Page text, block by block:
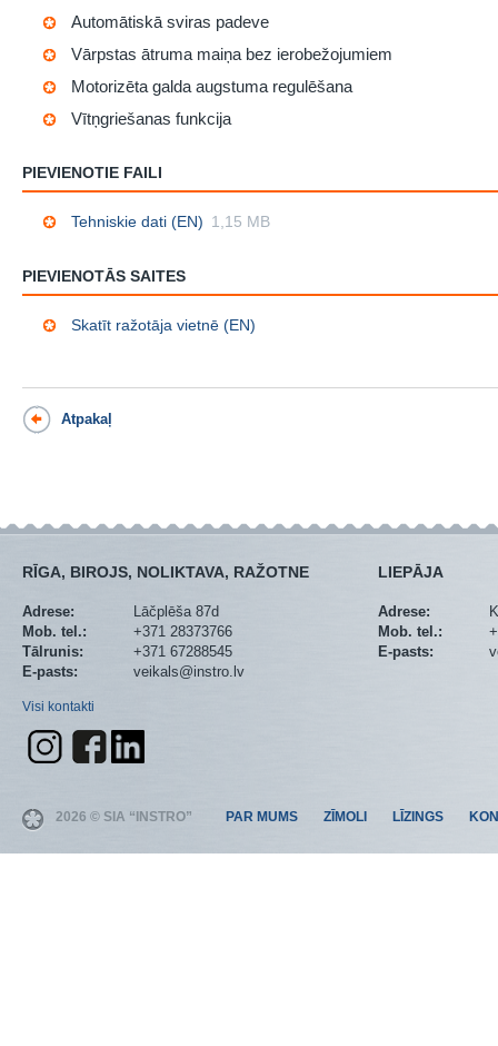
Automātiskā sviras padeve
Vārpstas ātruma maiņa bez ierobežojumiem
Motorizēta galda augstuma regulēšana
Vītņgriešanas funkcija
PIEVIENOTIE FAILI
Tehniskie dati (EN) 1,15 MB
PIEVIENOTĀS SAITES
Skatīt ražotāja vietnē (EN)
Atpakaļ
RĪGA, BIROJS, NOLIKTAVA, RAŽOTNE
Adrese:
Lāčplēša 87d
Mob. tel.:
+371 28373766
Tālrunis:
+371 67288545
E-pasts:
veikals@instro.lv
Visi kontakti
LIEPĀJA
Adrese:
Mob. tel.:
E-pasts:
2026 © SIA “INSTRO” PAR MUMS ZĪMOLI LĪZINGS